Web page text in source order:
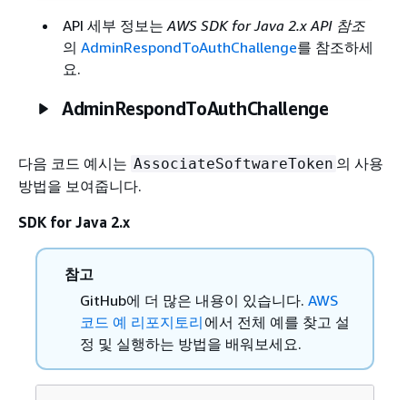
API 세부 정보는AWS SDK for Java 2.x API 참조
의 AdminRespondToAuthChallenge를 참조하세
요.
AdminRespondToAuthChallenge
다음 코드 예시는 AssociateSoftwareToken 의 사용
방법을 보여줍니다.
SDK for Java 2.x
참고
GitHub에 더 많은 내용이 있습니다. AWS
코드 예 리포지토리 에서 전체 예를 찾고 설
정 및 실행하는 방법을 배워보세요.